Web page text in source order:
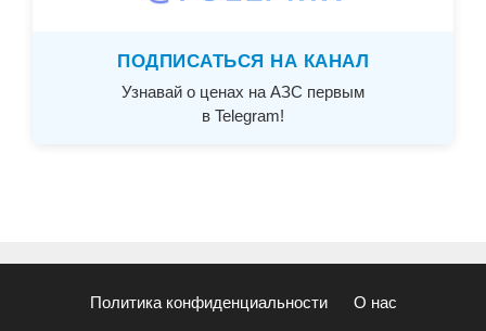
ПОДПИСАТЬСЯ НА КАНАЛ
Узнавай о ценах на АЗС первым
в Telegram!
Политика конфиденциальности О нас